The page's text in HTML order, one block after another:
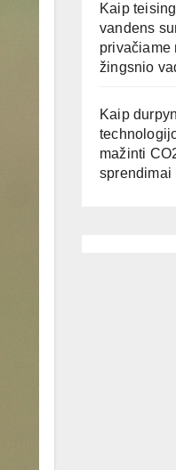
Kaip
vandens
privačiame
žingsnio
Kaip
mažinti
sprendimai